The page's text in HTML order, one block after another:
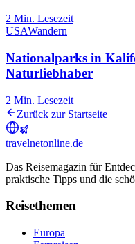
2 Min. Lesezeit
USAWandern
Nationalparks in
Naturliebhaber
2 Min. Lesezeit
Zurück zur Startseite
travelnetonline.de
Das Reisemagazin für
praktische Tipps und die
Reisethemen
Europa